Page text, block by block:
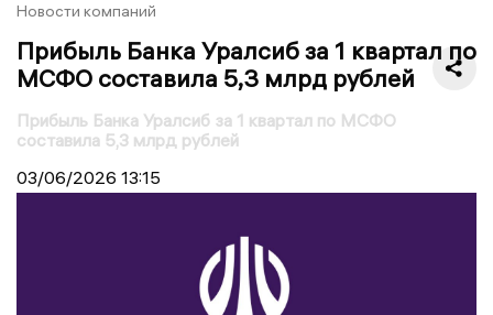
Новости компаний
Прибыль Банка Уралсиб за 1 квартал по
МСФО составила 5,3 млрд рублей
Прибыль Банка Уралсиб за 1 квартал по МСФО
составила 5,3 млрд рублей
03/06/2026 13:15